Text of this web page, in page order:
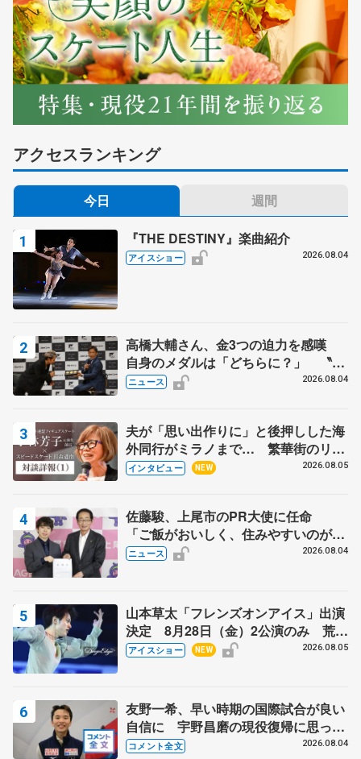
アクセスランキング
今日 週間
『THE DESTINY』楽曲紹介
アイスショー 2026.08.04
高橋大輔さん、金3つの迫力を感嘆
自身のメダルは「どちらに？」 〝リ
ス兄弟〟オリンピック3連覇の野村忠
ニュース 2026.08.04
夫が「思い出作りに」と後押しした海
外同行がミラノまで… 繁華街のリン
クでは不良のお兄さんも味方に 小林
インタビュー NEW 2026.08.05
佐藤駿、上尾市のPR大使に任命
「ご飯がおいしく、住みやすいのが魅
力」
ニュース 2026.08.04
山本草太「フレンズオンアイス」出演
決定 8月28日（金）2公演のみ 荒川
静香さんプロデュース、20周年のアイ
アイスショー NEW 2026.08.05
友野一希、早い時期の国際試合が良い
自信に 宇野昌磨の現役復帰に思って
いること 【アジアンオープントロフ
コメント全文 2026.08.04